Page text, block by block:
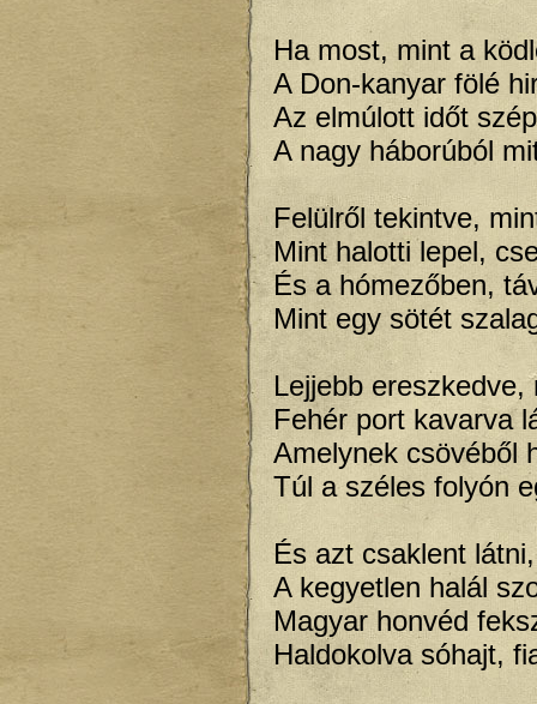
Ha most, mint a
A Don-kanyar fölé
Az elmúlott időt
A nagy háborúból
Felülről tekintve,
Mint halotti lepel,
És a hómezőben,
Mint egy sötét
Lejjebb
Fehér port kavarva
Amelynek csövéből
Túl a széles folyón
És azt csaklent
A kegyetlen halál
Magyar honvéd
Haldokolva sóhajt,